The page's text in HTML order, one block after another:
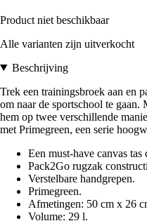
Product niet beschikbaar
Alle varianten zijn uitverkocht
Beschrijving
Trek een trainingsbroek aan en
om naar de sportschool te gaan.
hem op twee verschillende
met Primegreen, een serie
Een must-have canvas
Pack2Go rugzak
Verstelbare handgrepen.
Primegreen.
Afmetingen: 50 cm x 26
Volume: 29 l.